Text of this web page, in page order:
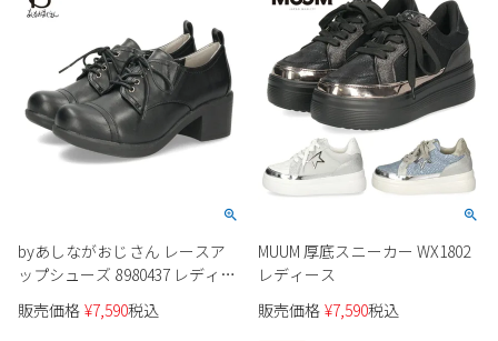
byあしながおじさん レースア
ップシューズ 8980437 レディー
ス
販売価格 ¥7,590税込
MUUM 厚底スニーカー WX1802
レディース
販売価格 ¥7,590税込